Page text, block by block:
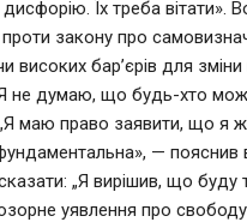
Їх треба вітати».
закону про
високих бар’єрів для
не думаю, що будь-хто
маю право заявити, що я
— пояснив
„Я вирішив, що буду
уявлення про